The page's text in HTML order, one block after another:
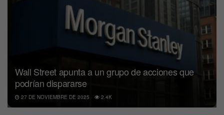
Wall Street apunta a un grupo de acciones que
podrían dispararse
27 DE NOVIEMBRE DE 2025 2.4K